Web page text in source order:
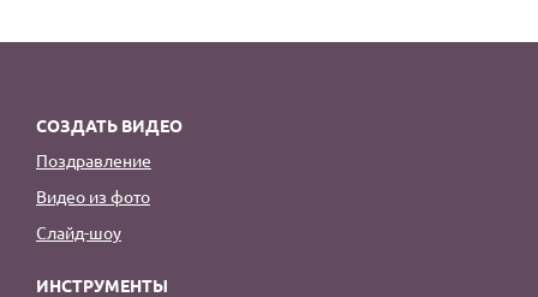
СОЗДАТЬ ВИДЕО
Поздравление
Видео из фото
Слайд-шоу
ИНСТРУМЕНТЫ